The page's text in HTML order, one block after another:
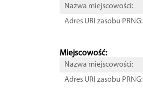
Nazwa miejscowości:
Adres URI zasobu PRNG:
Miejscowość:
Nazwa miejscowości:
Adres URI zasobu PRNG: